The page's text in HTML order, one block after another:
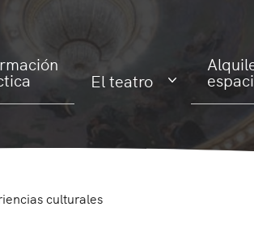
El teatro
culturales